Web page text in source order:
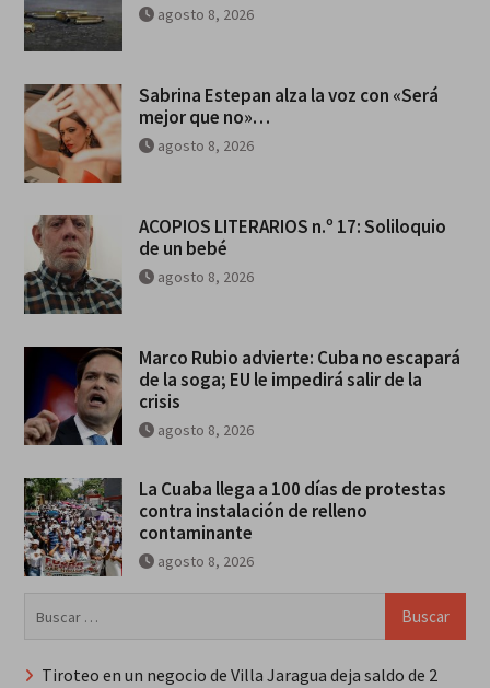
agosto 8, 2026
Sabrina Estepan alza la voz con «Será
mejor que no»…
agosto 8, 2026
ACOPIOS LITERARIOS n.º 17: Soliloquio
de un bebé
agosto 8, 2026
Marco Rubio advierte: Cuba no escapará
de la soga; EU le impedirá salir de la
crisis
agosto 8, 2026
La Cuaba llega a 100 días de protestas
contra instalación de relleno
contaminante
agosto 8, 2026
Tiroteo en un negocio de Villa Jaragua deja saldo de 2